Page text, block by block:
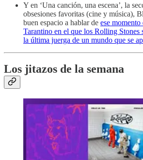
Y en ‘Una canción, una escena’, la
obsesiones favoritas (cine y música),
buen espacio a hablar de ese
Tarantino en el que los Rolling Stones
la última juerga de un mundo que se
Los jitazos de la semana